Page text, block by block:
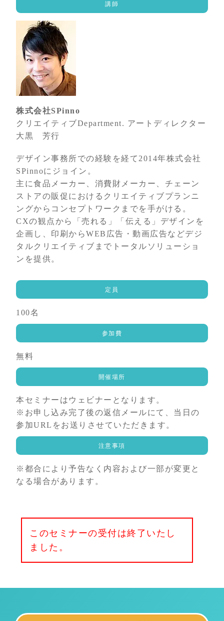
講師
株式会社SPinno
クリエイティブDepartment. アートディレクター
大黒 芳行
デザイン事務所での経験を経て2014年株式会社
SPinnoにジョイン。
主に食品メーカー、消費財メーカー、チェーン
ストアの販促におけるクリエイティブプランニ
ングからコンセプトワークまでを手がける。
CXの観点から「売れる」「伝える」デザインを
企画し、印刷からWEB広告・動画広告などデジ
タルクリエイティブまでトータルソリューショ
ンを提供。
定員
100名
参加費
無料
開催場所
本セミナーはウェビナーとなります。
※お申し込み完了後の返信メールにて、当日の
参加URLをお送りさせていただきます。
注意事項
※都合により予告なく内容および一部が変更と
なる場合があります。
このセミナーの受付は終了いたし
ました。